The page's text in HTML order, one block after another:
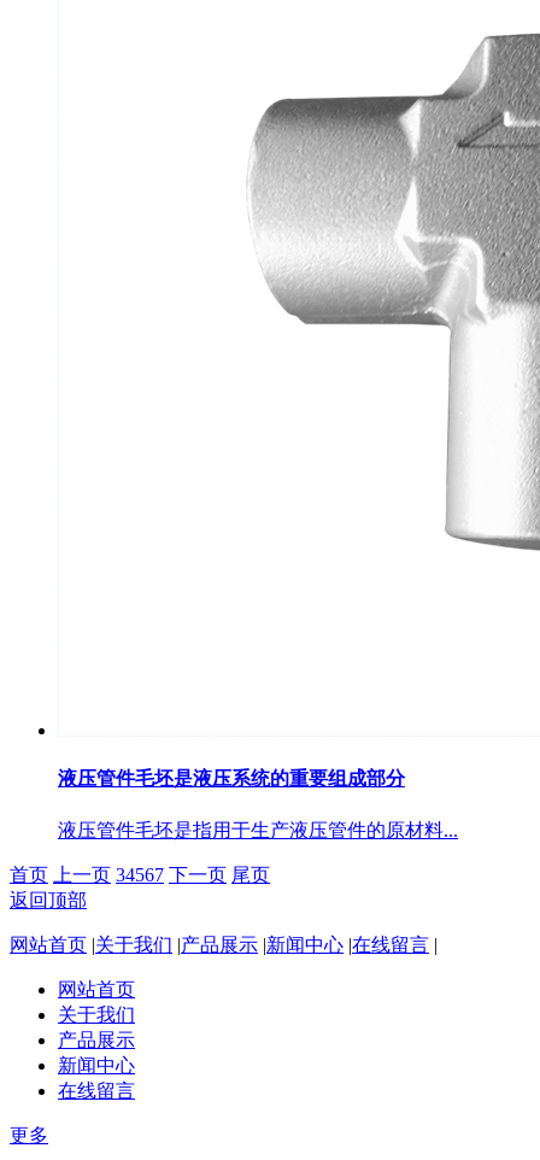
液压管件毛坯是液压系统的重要组成部分
液压管件毛坯是指用于生产液压管件的原材料...
首页 上一页 34567 下一页 尾页
返回顶部
网站首页 |关于我们 |产品展示 |新闻中心 |在线留言 |
网站首页
关于我们
产品展示
新闻中心
在线留言
更多